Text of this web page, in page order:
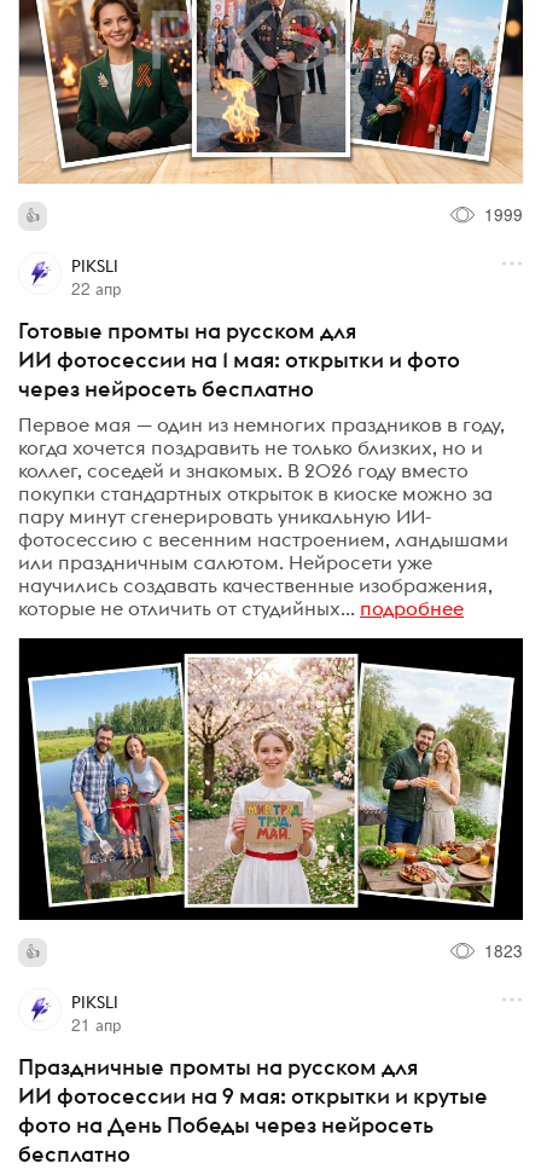
1999
PIKSLI
22 апр
Готовые промты на русском для
ИИ фотосессии на 1 мая: открытки и фото
через нейросеть бесплатно
Первое мая — один из немногих праздников в году,
когда хочется поздравить не только близких, но и
коллег, соседей и знакомых. В 2026 году вместо
покупки стандартных открыток в киоске можно за
пару минут сгенерировать уникальную ИИ-
фотосессию с весенним настроением, ландышами
или праздничным салютом. Нейросети уже
научились создавать качественные изображения,
которые не отличить от студийных... подробнее
1823
PIKSLI
21 апр
Праздничные промты на русском для
ИИ фотосессии на 9 мая: открытки и крутые
фото на День Победы через нейросеть
бесплатно